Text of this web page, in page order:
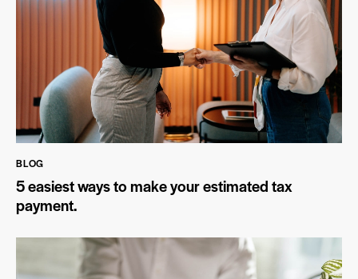
BLOG
5 easiest ways to make your estimated tax
payment.